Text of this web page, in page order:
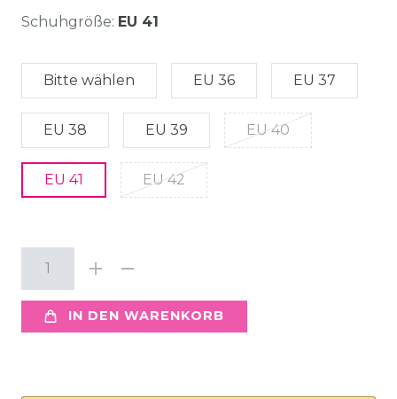
Schuhgröße: EU 41
Bitte wählen EU 36 EU 37
EU 38 EU 39 EU 40
EU 41 EU 42
IN DEN WARENKORB